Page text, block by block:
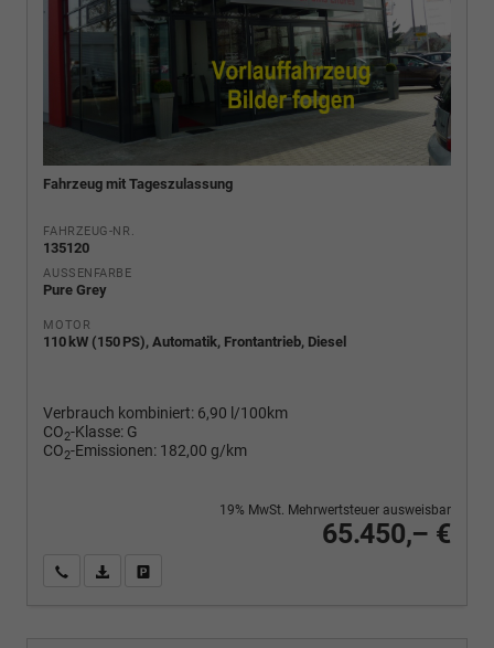
Fahrzeug mit Tageszulassung
FAHRZEUG-NR.
135120
AUSSENFARBE
Pure Grey
MOTOR
110 kW (150 PS), Automatik, Frontantrieb, Diesel
Verbrauch kombiniert: 6,90 l/100km
CO2-Klasse: G
CO2-Emissionen: 182,00 g/km
65.450,– €
19% MwSt. Mehrwertsteuer ausweisbar
Wir rufen Sie anPDF-Fahrzeugexposé drucken